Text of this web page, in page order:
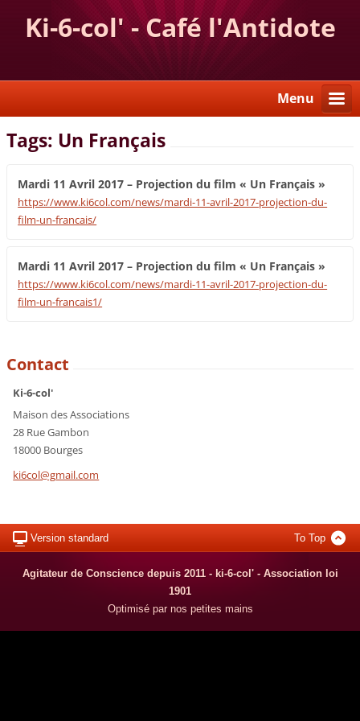
Ki-6-col' - Café l'Antidote
Menu
Tags: Un Français
Mardi 11 Avril 2017 – Projection du film « Un Français »
https://www.ki6col.com/news/mardi-11-avril-2017-projection-du-
film-un-francais/
Mardi 11 Avril 2017 – Projection du film « Un Français »
https://www.ki6col.com/news/mardi-11-avril-2017-projection-du-
film-un-francais1/
Contact
Ki-6-col'
Maison des Associations
28 Rue Gambon
18000 Bourges
ki6col@gmail.com
Version standard To Top
Agitateur de Conscience depuis 2011 - ki-6-col' - Association loi
1901
Optimisé par nos petites mains